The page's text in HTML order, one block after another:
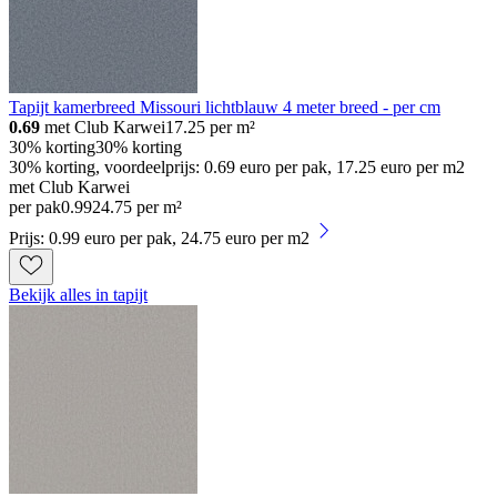
Tapijt kamerbreed Missouri lichtblauw 4 meter breed - per cm
0.69 met Club Karwei17.25 per m²
30% korting30% korting
30% korting, voordeelprijs: 0.69 euro per pak, 17.25 euro per m2
met Club Karwei
per pak0.9924.75 per m²
Prijs: 0.99 euro per pak, 24.75 euro per m2
Bekijk alles in tapijt